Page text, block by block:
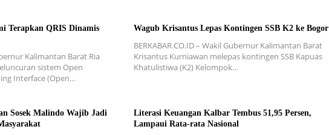
Terapkan QRIS Dinamis
Kalimantan Barat Ria
sistem Open
Interface (Open…
Wagub Krisantus Lepas Kontingen SSB K2 ke Bogor
BERKABAR.CO.ID – Wakil Gubernur Kalimantan Barat
Krisantus Kurniawan melepas kontingen SSB Kapuas
Khatulistiwa (K2) Kelompok…
Sosek Malindo Wajib Jadi
Literasi Keuangan Kalbar Tembus 51,95 Persen,
Lampaui Rata-rata Nasional